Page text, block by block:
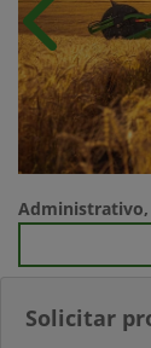
Solicitar
Anterior
Administrativo,